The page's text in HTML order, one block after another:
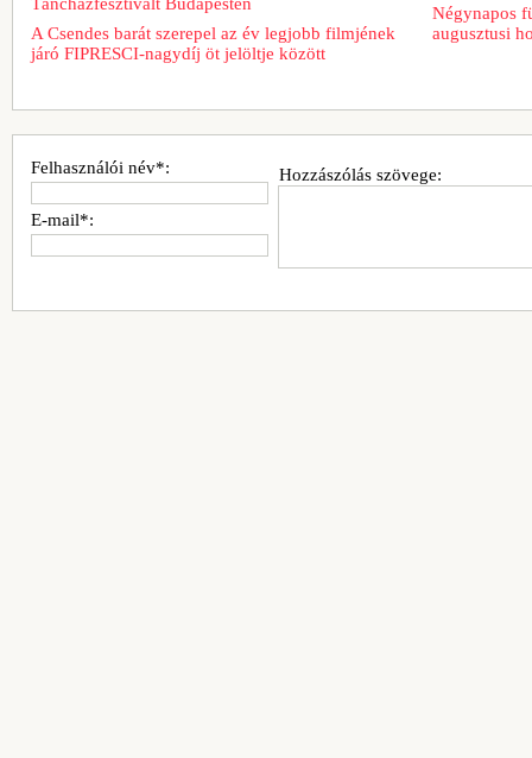
A Csendes barát szerepel az év legjobb filmjének
járó FIPRESCI-nagydíj öt jelöltje között
Négynapos
augusztusi
Hozzászólás szövege:
Felhasználói név*:
E-mail*: